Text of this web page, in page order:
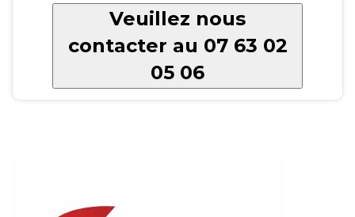
Veuillez nous
contacter au 07 63 02
05 06